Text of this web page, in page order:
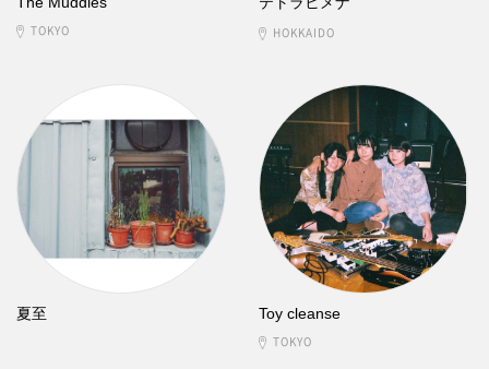
TOKYO HOKKAIDO
夏至 Toy cleanse
TOKYO